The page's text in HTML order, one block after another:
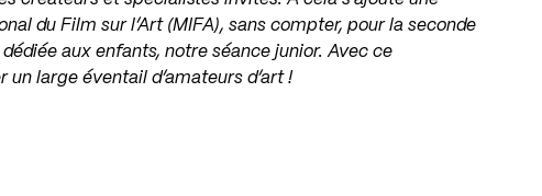
du Film sur l’Art (MIFA), sans compter, pour la seconde
aux enfants, notre séance junior. Avec ce
large éventail d’amateurs d’art !